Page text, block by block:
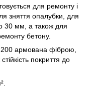
для ремонту і
зняття опалубки, для
30 мм, а також для
бетону.
армована фіброю,
покриття до